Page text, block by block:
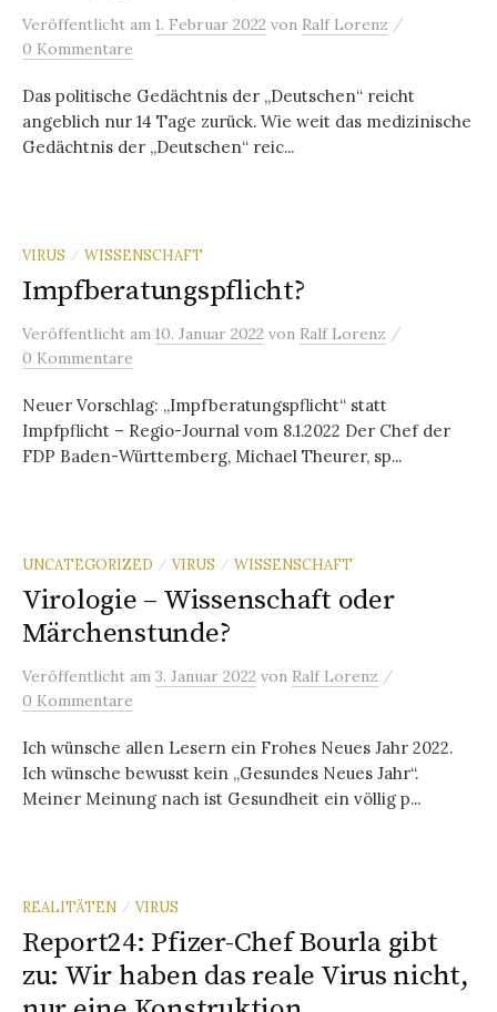
Veröffentlicht am 1. Februar 2022 von Ralf Lorenz /
0 Kommentare
Das politische Gedächtnis der „Deutschen“ reicht
angeblich nur 14 Tage zurück. Wie weit das medizinische
Gedächtnis der „Deutschen“ reic...
VIRUS / WISSENSCHAFT
Impfberatungspflicht?
Veröffentlicht am 10. Januar 2022 von Ralf Lorenz /
0 Kommentare
Neuer Vorschlag: „Impfberatungspflicht“ statt
Impfpflicht – Regio-Journal vom 8.1.2022 Der Chef der
FDP Baden-Württemberg, Michael Theurer, sp...
UNCATEGORIZED / VIRUS / WISSENSCHAFT
Virologie – Wissenschaft oder
Märchenstunde?
Veröffentlicht am 3. Januar 2022 von Ralf Lorenz /
0 Kommentare
Ich wünsche allen Lesern ein Frohes Neues Jahr 2022.
Ich wünsche bewusst kein „Gesundes Neues Jahr“.
Meiner Meinung nach ist Gesundheit ein völlig p...
REALITÄTEN / VIRUS
Report24: Pfizer-Chef Bourla gibt
zu: Wir haben das reale Virus nicht,